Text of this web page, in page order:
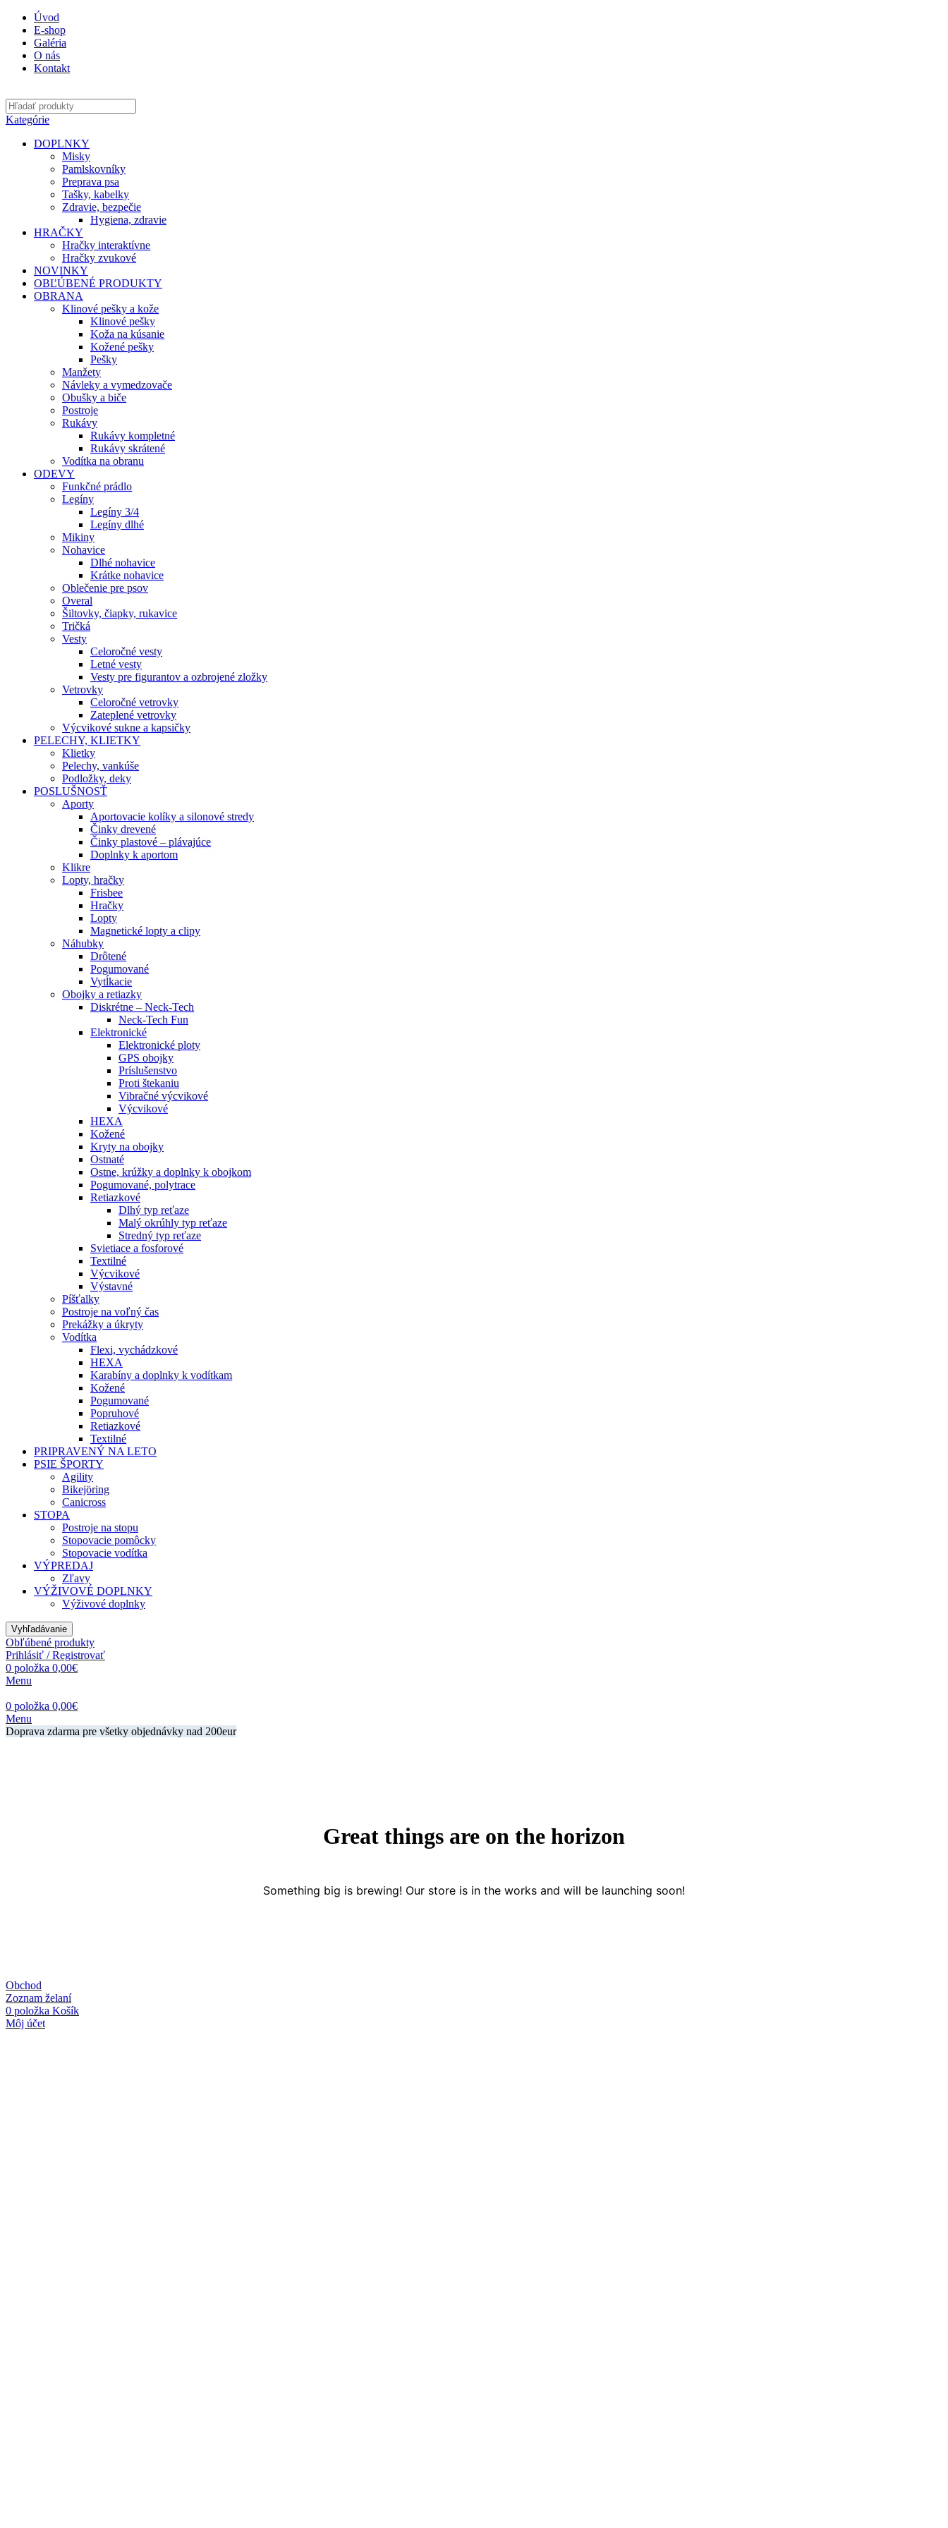
Úvod
E-shop
Galéria
O nás
Kontakt
Kategórie
DOPLNKY
Misky
Pamlskovníky
Preprava psa
Tašky, kabelky
Zdravie, bezpečie
Hygiena, zdravie
HRAČKY
Hračky interaktívne
Hračky zvukové
NOVINKY
OBĽÚBENÉ PRODUKTY
OBRANA
Klinové pešky a kože
Klinové pešky
Koža na kúsanie
Kožené pešky
Pešky
Manžety
Návleky a vymedzovače
Obušky a biče
Postroje
Rukávy
Rukávy kompletné
Rukávy skrátené
Vodítka na obranu
ODEVY
Funkčné prádlo
Legíny
Legíny 3/4
Legíny dlhé
Mikiny
Nohavice
Dlhé nohavice
Krátke nohavice
Oblečenie pre psov
Overal
Šiltovky, čiapky, rukavice
Tričká
Vesty
Celoročné vesty
Letné vesty
Vesty pre figurantov a ozbrojené zložky
Vetrovky
Celoročné vetrovky
Zateplené vetrovky
Výcvikové sukne a kapsičky
PELECHY, KLIETKY
Klietky
Pelechy, vankúše
Podložky, deky
POSLUŠNOSŤ
Aporty
Aportovacie kolíky a silonové stredy
Činky drevené
Činky plastové – plávajúce
Doplnky k aportom
Klikre
Lopty, hračky
Frisbee
Hračky
Lopty
Magnetické lopty a clipy
Náhubky
Drôtené
Pogumované
Vytĺkacie
Obojky a retiazky
Diskrétne – Neck-Tech
Neck-Tech Fun
Elektronické
Elektronické ploty
GPS obojky
Príslušenstvo
Proti štekaniu
Vibračné výcvikové
Výcvikové
HEXA
Kožené
Kryty na obojky
Ostnaté
Ostne, krúžky a doplnky k obojkom
Pogumované, polytrace
Retiazkové
Dlhý typ reťaze
Malý okrúhly typ reťaze
Stredný typ reťaze
Svietiace a fosforové
Textilné
Výcvikové
Výstavné
Píšťalky
Postroje na voľný čas
Prekážky a úkryty
Vodítka
Flexi, vychádzkové
HEXA
Karabíny a doplnky k vodítkam
Kožené
Pogumované
Popruhové
Retiazkové
Textilné
PRIPRAVENÝ NA LETO
PSIE ŠPORTY
Agility
Bikejöring
Canicross
STOPA
Postroje na stopu
Stopovacie pomôcky
Stopovacie vodítka
VÝPREDAJ
Zľavy
VÝŽIVOVÉ DOPLNKY
Výživové doplnky
Vyhľadávanie
Obľúbené produkty
Prihlásiť / Registrovať
0 položka 0,00€
Menu
0 položka 0,00€
Menu
Doprava zdarma pre všetky objednávky nad 200eur
Great things are on the horizon
Something big is brewing! Our store is in the works and will be launching soon!
Obchod
Zoznam želaní
0 položka Košík
Môj účet